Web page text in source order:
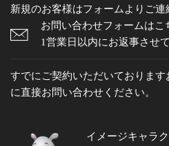
新規のお客様はフォームよりご連
お問い合わせフォームはこ
1営業日以内にお返事させ
すでにご契約いただいておりま
に直接お問い合わせください。
イメージキャラ